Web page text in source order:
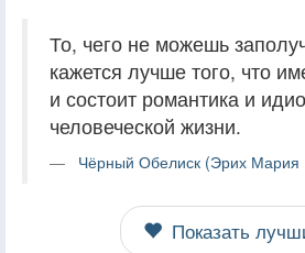
То, чего не можешь
кажется лучше того, что
и состоит романтика и
человеческой жизни.
Чёрный Обелиск (Эрих Мария
Показать